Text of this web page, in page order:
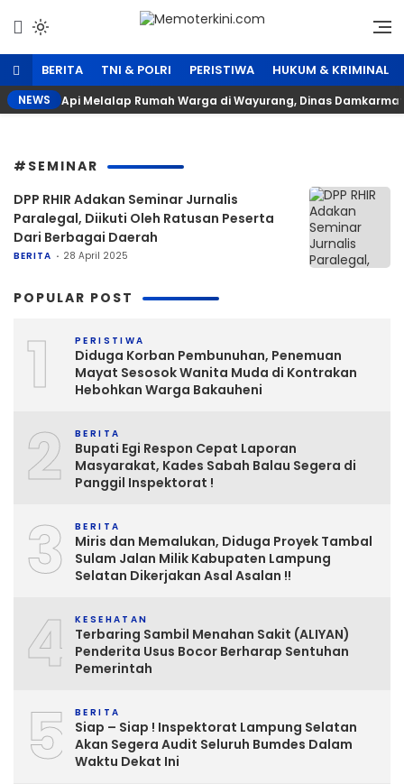
konten
BERITA TNI & POLRI PERISTIWA HUKUM & KRIMINAL
NEWS Api Melalap Rumah Warga di Wayurang, Dinas
#SEMINAR
DPP RHIR Adakan Seminar Jurnalis
Paralegal, Diikuti Oleh Ratusan Peserta
Dari Berbagai Daerah
BERITA 28 April 2025
POPULAR POST
1 PERISTIWA
Diduga Korban Pembunuhan, Penemuan
Mayat Sesosok Wanita Muda di Kontrakan
Hebohkan Warga Bakauheni
2 BERITA
Bupati Egi Respon Cepat Laporan
Masyarakat, Kades Sabah Balau Segera di
Panggil Inspektorat !
3 BERITA
Miris dan Memalukan, Diduga Proyek Tambal
Sulam Jalan Milik Kabupaten Lampung
Selatan Dikerjakan Asal Asalan !!
4 KESEHATAN
Terbaring Sambil Menahan Sakit (ALIYAN)
Penderita Usus Bocor Berharap Sentuhan
Pemerintah
5 BERITA
Siap – Siap ! Inspektorat Lampung Selatan
Akan Segera Audit Seluruh Bumdes Dalam
Waktu Dekat Ini